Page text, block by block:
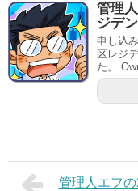
管理
ジデ
申し込
区レジ
た。
管理人エフの